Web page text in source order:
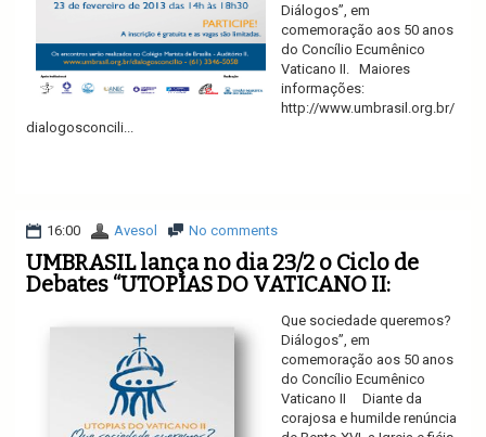
Diálogos”, em
comemoração aos 50 anos
do Concílio Ecumênico
Vaticano II. Maiores
informações:
http://www.umbrasil.org.br/
dialogosconcili...
16:00 Avesol No comments
UMBRASIL lança no dia 23/2 o Ciclo de
Debates “UTOPIAS DO VATICANO II:
Que sociedade queremos?
Diálogos”, em
comemoração aos 50 anos
do Concílio Ecumênico
Vaticano II Diante da
corajosa e humilde renúncia